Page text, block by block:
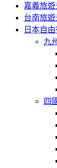
嘉義旅
台南旅
日本自
九
四